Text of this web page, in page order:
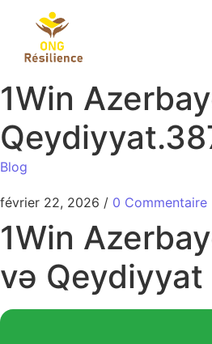
1Win
Blog
février 22, 2026 / 0 Commentaire
1Win
və Qeydiyyat